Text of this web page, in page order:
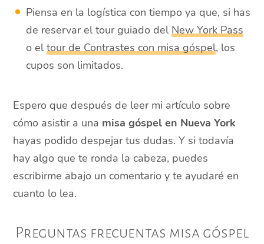
Piensa en la logística con tiempo ya que, si has
de reservar el tour guiado delNew York Pass
o eltour de Contrastes con misa góspel, los
cupos son limitados.
Espero que después de leer mi artículo sobre
cómo asistir a una misa góspel en Nueva York
hayas podido despejar tus dudas. Y si todavía
hay algo que te ronda la cabeza, puedes
escribirme abajo un comentario y te ayudaré en
cuanto lo lea.
Preguntas frecuentas misa góspel